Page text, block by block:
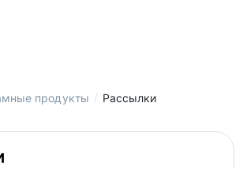
продукты / Рассылки